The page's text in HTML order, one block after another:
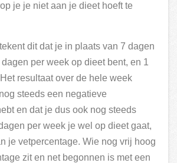
je je niet aan je dieet hoeft te
dit dat je in plaats van 7 dagen
per week op dieet bent, en 1
resultaat over de hele week
steeds een negatieve
en dat je dus ook nog steeds
per week je wel op dieet gaat,
je vetpercentage. Wie nog vrij hoog
zit en net begonnen is met een